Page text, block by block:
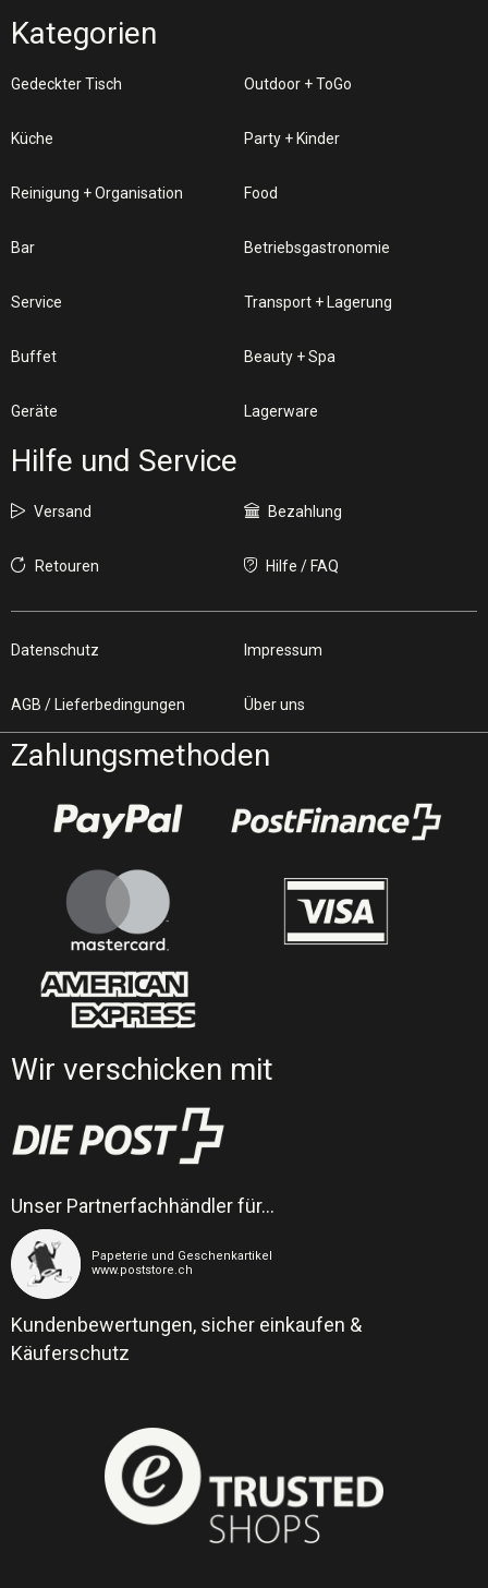
Kategorien
Gedeckter Tisch Outdoor + ToGo
Küche Party + Kinder
Reinigung + Organisation Food
Bar Betriebsgastronomie
Service Transport + Lagerung
Buffet Beauty + Spa
Geräte Lagerware
Hilfe und Service
Versand Bezahlung
Retouren Hilfe / FAQ
Datenschutz Impressum
AGB / Lieferbedingungen Über uns
Zahlungsmethoden
Wir verschicken mit
Unser Partnerfachhändler für…
Papeterie und Geschenkartikel
www.poststore.ch
Kundenbewertungen, sicher einkaufen &
Käuferschutz